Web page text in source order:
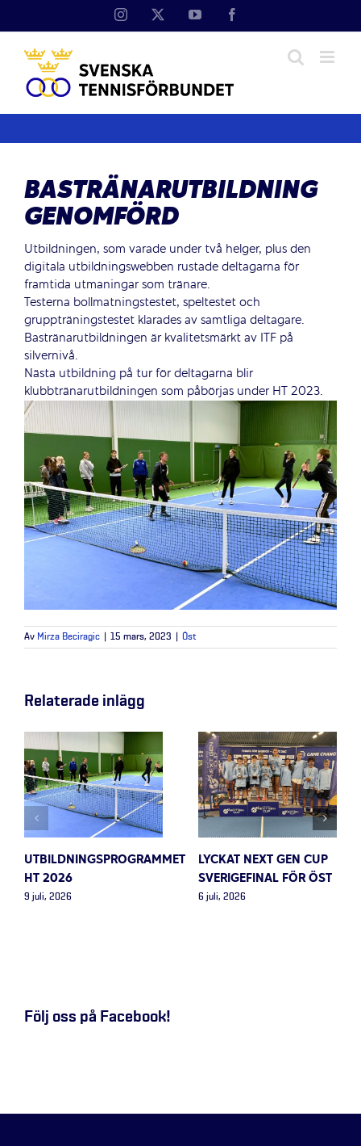
Instagram YouTube
BASTRÄNARUTBILDNING
GENOMFÖRD
Utbildningen, som varade under två helger, plus den
digitala utbildningswebben rustade deltagarna för
framtida utmaningar som tränare.
Testerna bollmatningstestet, speltestet och
gruppträningstestet klarades av samtliga deltagare.
Bastränarutbildningen är kvalitetsmärkt av ITF på
silvernivå.
Nästa utbildning på tur för deltagarna blir
klubbtränarutbildningen som påbörjas under HT 2023.
Av Mirza Beciragic 15 mars, 2023 Öst
Relaterade inlägg
UTBILDNINGSPROGRAMMET
HT 2026
9 juli, 2026
LYCKAT NEXT GEN CUP
SVERIGEFINAL FÖR ÖST
6 juli, 2026
Följ oss på Facebook!